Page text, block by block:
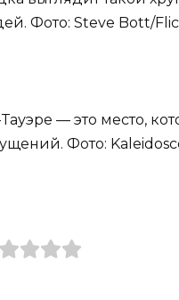
Фото: Steve Bott/
— это место,
Фото: